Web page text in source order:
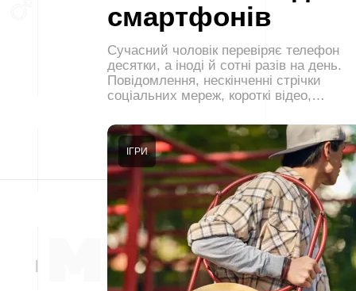
смартфонів
Сучасний чоловік перевіряє телефон
десятки, а іноді й сотні разів на день.
Повідомлення, нескінченні стрічки
соціальних мереж, короткі відео,…
ІГРИ